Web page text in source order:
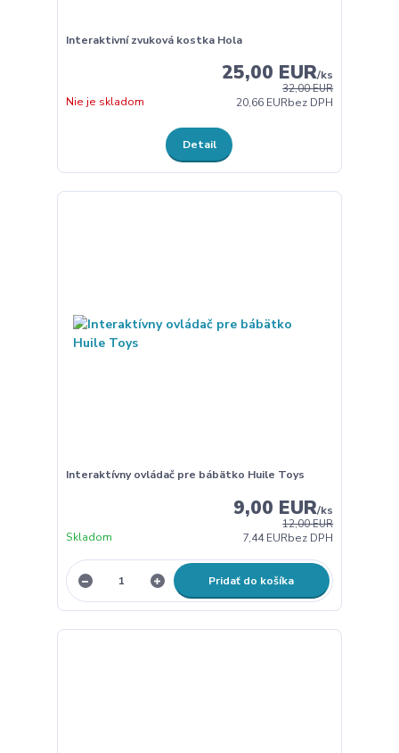
Interaktivní zvuková kostka Hola
32,00 EUR
25,00 EUR/ks
20,66 EURbez DPH
Nie je skladom
Detail
Interaktívny ovládač pre bábätko Huile Toys
12,00 EUR
9,00 EUR/ks
7,44 EURbez DPH
Skladom
Pridať do košíka